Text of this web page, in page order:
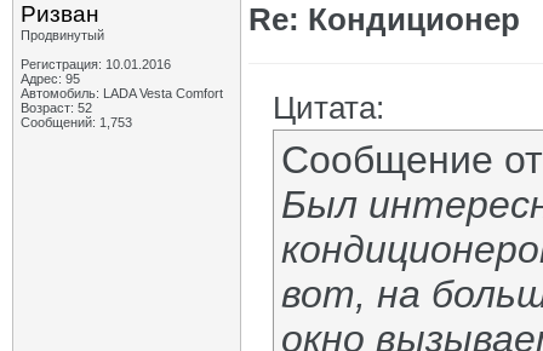
Ризван
Продвинутый
Регистрация: 10.01.2016
Адрес: 95
Автомобиль: LADA Vesta Сomfort
Возраст: 52
Сообщений: 1,753
Re: Кондиционер
Цитата:
Сообщение
Был
вот, на
окно